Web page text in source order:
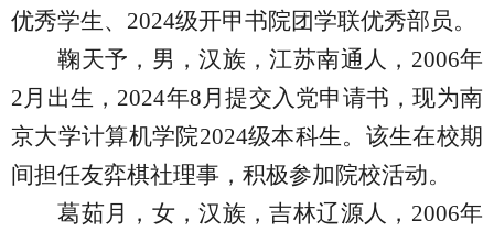
优秀学生、 2024级开甲书院团学联优秀部员。
鞠天予，男，汉族，江苏南通人， 2006年
2 月出生， 2024年8 月提交入党申请书，现为南
京大学计算机学院2024级本科生。该生在校期
间担任友弈棋社理事，积极参加院校活动。
葛茹月，女，汉族，吉林辽源人， 2006年